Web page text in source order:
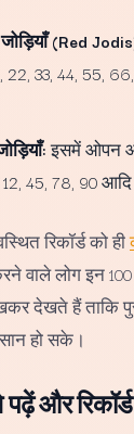
(Red
22, 33, 44, 55,
इसमें ओपन
45, 78, 90
रिकॉर्ड को ही
वाले लोग इन
देखते हैं ताकि
हो सके।
और